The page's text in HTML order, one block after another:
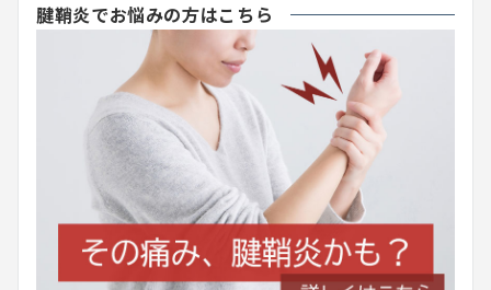
腱鞘炎でお悩みの方はこちら